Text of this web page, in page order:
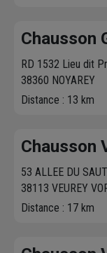
Chausson
RD 1532 Lieu dit
38360 NOYAREY
Distance : 13 km
Chausson
53 ALLEE DU
38113 VEUREY
Distance : 17 km